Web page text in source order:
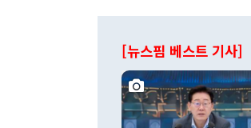
[뉴스핌 베스트 기사]